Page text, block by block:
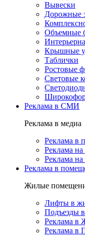
Вывески
Дорожные
Объемные
Крышные
Таблички
Ростовые
Световые
Реклама в СМИ
Реклама в медиа
Реклама в
Реклама на
Реклама на
Реклама в
Жилые
Лифты в
Подъезды
Реклама в
Реклама в